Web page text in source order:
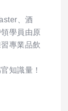
、酒
學員由原
專業品飲
知識量！